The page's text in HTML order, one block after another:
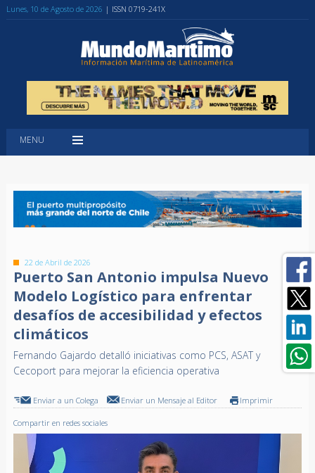
Lunes, 10 de Agosto de 2026 | ISSN 0719-241X
MENU
22 de Abril de 2026
Puerto San Antonio impulsa Nuevo
Modelo Logístico para enfrentar
desafíos de accesibilidad y efectos
climáticos
Fernando Gajardo detalló iniciativas como PCS, ASAT y
Cecoport para mejorar la eficiencia operativa
Enviar a un Colega Enviar un Mensaje al Editor Imprimir
Compartir en redes sociales